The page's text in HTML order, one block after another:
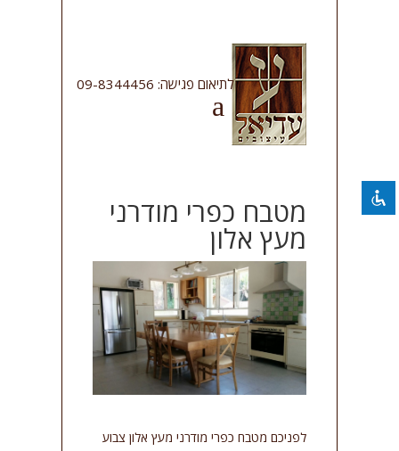
visibility_off השבת את ההבזקים
סמן כותרות
צבע רקע
remove_circle_outline הקטן את הגופן
add_circle_outline הגדל את הגופן
גופן קריא
brightness_high ניגודיות בהירה
ניגודיות כהה
format_underlined קו תחתון קישורים
לתיאום פגישה: 09-8344456
מטבח כפרי מודרני
מעץ אלון
לפניכם מטבח כפרי מודרני מעץ אלון צבוע